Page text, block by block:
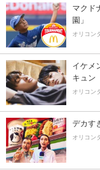
マクド
園」
オリコン
イケメ
キュン
オリコン
デカす
オリコン